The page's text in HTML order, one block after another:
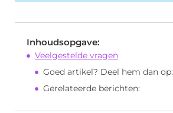
Inhoudsopgave:
Veelgestelde vragen
Goed artikel? Deel hem dan op:
Gerelateerde berichten: